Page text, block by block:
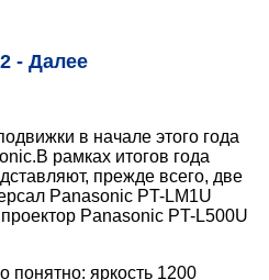
- Далее
в начале этого года
рамках итогов года
прежде всего, две
Panasonic PT-LM1U
Panasonic PT-L500U
понятно: яркость 1200